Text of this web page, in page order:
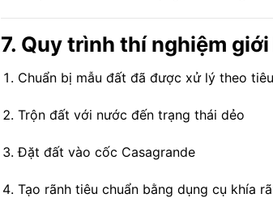
7. Quy trình thí nghiệm
Chuẩn bị mẫu đất đã được xử lý theo
Trộn đất với nước đến trạng thái dẻo
Đặt đất vào cốc Casagrande
Tạo rãnh tiêu chuẩn bằng dụng cụ khía